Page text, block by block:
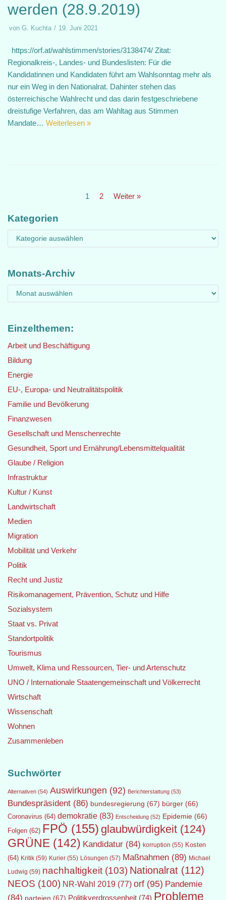
werden (28.9.2019)
von G. Kuchta 19. Juni 2021
https://orf.at/wahlstimmen/stories/3138474/ Zitat:
Regionalkreis-, Landes- und Bundeslisten: Für die
Kandidatinnen und Kandidaten führt am Wahlsonntag mehr als
nur ein Weg in den Nationalrat. Dahinter stehen das
österreichische Wahlrecht und das darin festgeschriebene
dreistufige Verfahren, das am Wahltag aus Stimmen
Mandate… Weiterlesen »
1 2 Weiter »
Kategorien
Monats-Archiv
Einzelthemen:
Arbeit und Beschäftigung
Bildung
Energie
EU-, Europa- und Neutralitätspolitik
Familie und Bevölkerung
Finanzwesen
Gesellschaft und Menschenrechte
Gesundheit, Sport und Ernährung/Lebensmittelqualität
Glaube / Religion
Infrastruktur
Kultur / Kunst
Landwirtschaft
Medien
Migration
Mobilität und Verkehr
Politik
Recht und Justiz
Risikomanagement, Prävention, Schutz und Hilfe
Sozialsystem
Staat vs. Privat
Standortpolitik
Tourismus
Umwelt, Klima und Ressourcen, Tier- und Artenschutz
UNO / Internationale Staatengemeinschaft und Völkerrecht
Wirtschaft
Wissenschaft
Wohnen
Zusammenleben
Suchwörter
Alternativen (54) Auswirkungen (92) Berichterstattung (53)
Bundespräsident (86) bundesregierung (67) bürger (66)
Coronavirus (64) demokratie (83) Entscheidung (52) Epidemie (66)
Folgen (62) FPÖ (155) glaubwürdigkeit (124)
GRÜNE (142) Kandidatur (84) korruption (55) Kosten
(64) Kritik (59) Kurier (55) Lösungen (57) Maßnahmen (89) Michael
Ludwig (59) nachhaltigkeit (103) Nationalrat (112)
NEOS (100) NR-Wahl 2019 (77) orf (95) Pandemie
(84) parteien (67) Politikverdrossenheit (74) Probleme